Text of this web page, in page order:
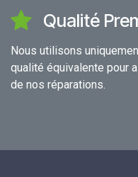
Qualité
Nous utilisons
qualité équivalente pour
de nos réparations.